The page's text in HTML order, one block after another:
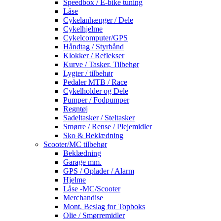
Speedbox / E-bike tuning
Låse
Cykelanhænger / Dele
Cykelhjelme
Cykelcomputer/GPS
Håndtag / Styrbånd
Klokker / Reflekser
Kurve / Tasker, Tilbehør
Lygter / tilbehør
Pedaler MTB / Race
Cykelholder og Dele
Pumper / Fodpumper
Regntøj
Sadeltasker / Steltasker
Smørre / Rense / Plejemidler
Sko & Beklædning
Scooter/MC tilbehør
Beklædning
Garage mm.
GPS / Oplader / Alarm
Hjelme
Låse -MC/Scooter
Merchandise
Mont. Beslag for Topboks
Olie / Smørremidler